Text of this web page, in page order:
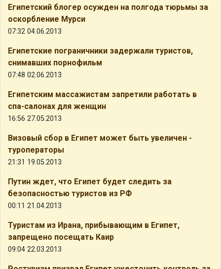
Египетский блогер осужден на полгода тюрьмы за
оскорбление Мурси
07:32 04.06.2013
Египетские пограничники задержали туристов,
снимавших порнофильм
07:48 02.06.2013
Египетским массажистам запретили работать в
спа-салонах для женщин
16:56 27.05.2013
Визовый сбор в Египет может быть увеличен -
туроператоры
21:31 19.05.2013
Путин ждет, что Египет будет следить за
безопасностью туристов из РФ
00:11 21.04.2013
Туристам из Ирана, прибывающим в Египет,
запрещено посещать Каир
09:04 22.03.2013